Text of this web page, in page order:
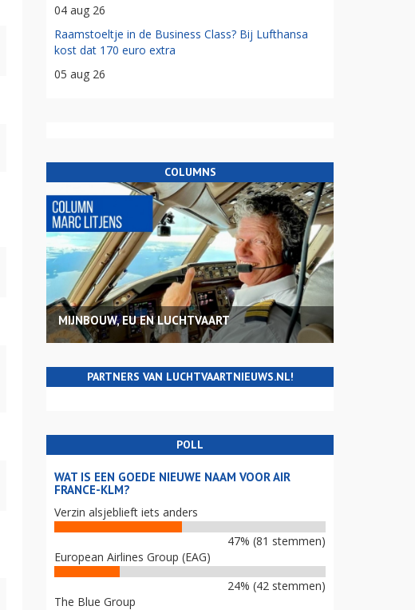
04 aug 26
Raamstoeltje in de Business Class? Bij Lufthansa
kost dat 170 euro extra
05 aug 26
COLUMNS
MIJNBOUW, EU EN LUCHTVAART
PARTNERS VAN LUCHTVAARTNIEUWS.NL!
POLL
WAT IS EEN GOEDE NIEUWE NAAM VOOR AIR
FRANCE-KLM?
Verzin alsjeblieft iets anders
47% (81 stemmen)
European Airlines Group (EAG)
24% (42 stemmen)
The Blue Group